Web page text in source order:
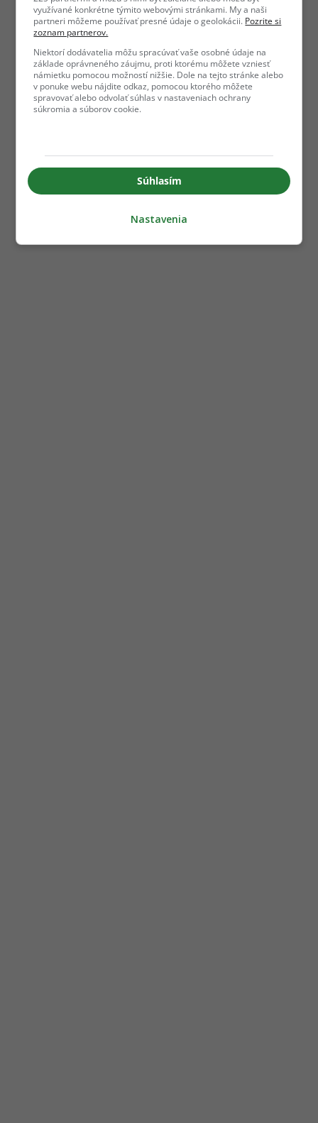
využívané konkrétne týmito webovými stránkami. My a naši
partneri môžeme používať presné údaje o geolokácii. Pozrite si
zoznam partnerov.
Niektorí dodávatelia môžu spracúvať vaše osobné údaje na
základe oprávneného záujmu, proti ktorému môžete vzniesť
námietku pomocou možností nižšie. Dole na tejto stránke alebo
v ponuke webu nájdite odkaz, pomocou ktorého môžete
spravovať alebo odvolať súhlas v nastaveniach ochrany
súkromia a súborov cookie.
Súhlasím
Nastavenia